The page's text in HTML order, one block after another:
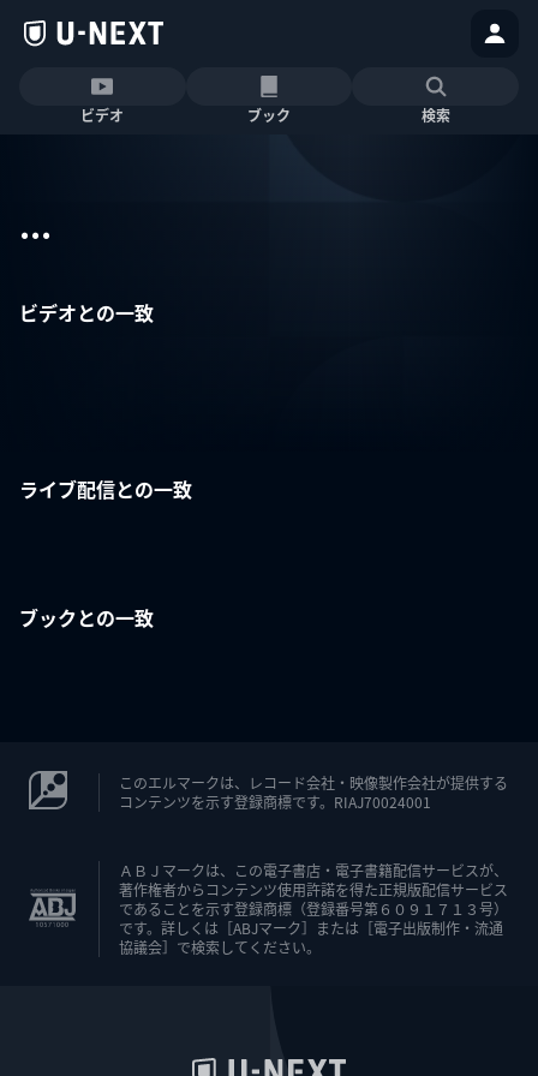
ビデオ ブック 検索
...
ビデオとの一致
ライブ配信との一致
ブックとの一致
このエルマークは、レコード会社・映像製作会社が提供する
コンテンツを示す登録商標です。RIAJ70024001
ＡＢＪマークは、この電子書店・電子書籍配信サービスが、
著作権者からコンテンツ使用許諾を得た正規版配信サービス
であることを示す登録商標（登録番号第６０９１７１３号）
です。詳しくは［ABJマーク］または［電子出版制作・流通
協議会］で検索してください。